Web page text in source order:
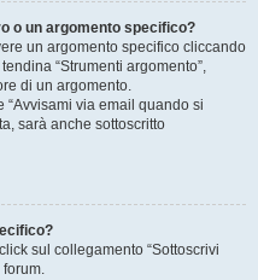
o un argomento specifico?
un argomento specifico cliccando
“Strumenti argomento”,
di un argomento.
via email quando si
sarà anche sottoscritto
sul collegamento “Sottoscrivi
forum.